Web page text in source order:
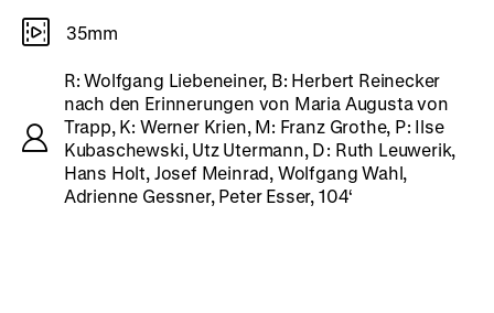
35mm
R: Wolfgang Liebeneiner, B: Herbert Reinecker
nach den Erinnerungen von Maria Augusta von
Trapp, K: Werner Krien, M: Franz Grothe, P: Ilse
Kubaschewski, Utz Utermann, D: Ruth Leuwerik,
Hans Holt, Josef Meinrad, Wolfgang Wahl,
Adrienne Gessner, Peter Esser, 104‘